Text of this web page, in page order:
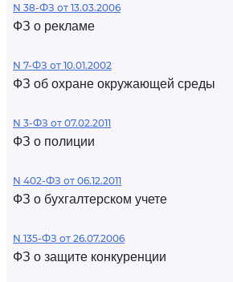
N 38-ФЗ от 13.03.2006
ФЗ о рекламе
N 7-ФЗ от 10.01.2002
ФЗ об охране окружающей среды
N 3-ФЗ от 07.02.2011
ФЗ о полиции
N 402-ФЗ от 06.12.2011
ФЗ о бухгалтерском учете
N 135-ФЗ от 26.07.2006
ФЗ о защите конкуренции